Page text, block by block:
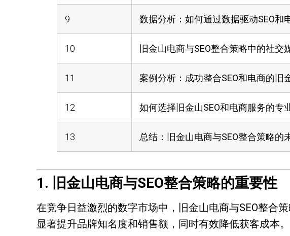
9 数据分析：如何通过数据驱动SEO和
10 旧金山电商与SEO整合策略中的社交
11 案例分析：成功整合SEO和电商的旧
12 如何选择旧金山SEO和电商服务的专
13 总结：旧金山电商与SEO整合策略的
1. 旧金山电商与SEO整合策略的重要性
在竞争日益激烈的数字市场中， 旧金山电商与SEO整合
显著提升品牌知名度和销售额，同时有效降低获客成本。